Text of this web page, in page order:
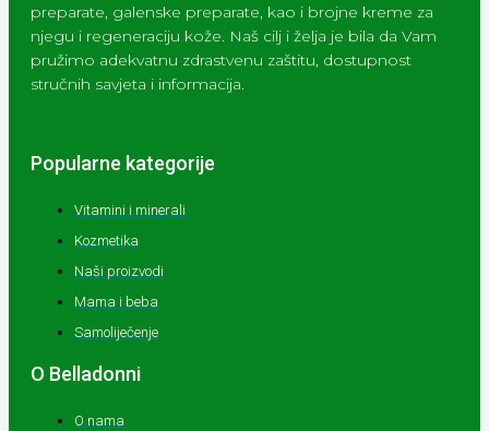
preparate, galenske preparate, kao i brojne kreme za
njegu i regeneraciju kože. Naš cilj i želja je bila da Vam
pružimo adekvatnu zdrastvenu zaštitu, dostupnost
stručnih savjeta i informacija.
Popularne kategorije
Vitamini i minerali
Kozmetika
Naši proizvodi
Mama i beba
Samoliječenje
O Belladonni
O nama